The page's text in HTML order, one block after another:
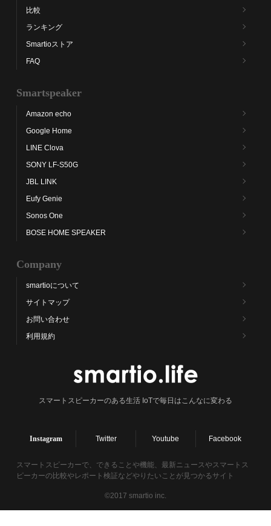
比較
ランキング
Smartioストア
FAQ
Smartspeaker
Amazon echo
Google Home
LINE Clova
SONY LF-S50G
JBL LINK
Eufy Genie
Sonos One
BOSE HOME SPEAKER
Company
smartioについて
サイトマップ
お問い合わせ
利用規約
スマートスピーカーのある生活 IoTで毎日はこんなに変わる
Instagram Twitter Youtube Facebook
スマートスピーカーで、できることや機能、最新ニュースやスマートス
ピーカーの比較やレポート検証などやりたいことが見つかるサイト
©2017 smartio inc.